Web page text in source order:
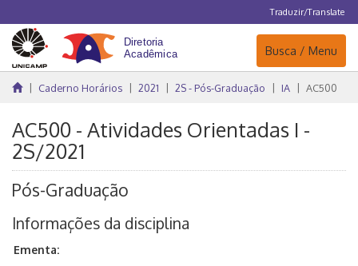
Traduzir/Translate
Navegação
Busca / Menu
Caderno Horários 2021 2S - Pós-Graduação IA AC500
AC500 - Atividades Orientadas I -
2S/2021
Pós-Graduação
Informações da disciplina
Ementa: